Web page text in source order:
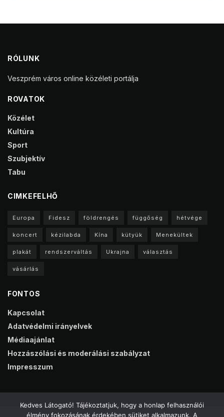
RÓLUNK
Veszprém város online közéleti portálja
ROVATOK
Közélet
Kultúra
Sport
Szubjektív
Tabu
CIMKEFELHŐ
Europa Fidesz földrengés függőség hétvége
koncert kézilabda Kína kütyük Menekültek
plakát rendszerváltás Ukrajna választás
vásárlás
FONTOS
Kapcsolat
Adatvédelmi irányelvek
Médiaajánlat
Hozzászólási és moderálási szabályzat
Impresszum
Kedves Látogató! Tájékoztatjuk, hogy a honlap felhasználói
élmény fokozásának érdekében sütiket alkalmazunk. A